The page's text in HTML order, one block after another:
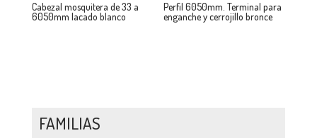
Cabezal mosquitera de 33 a
6050mm lacado blanco
Perfil 6050mm. Terminal para
enganche y cerrojillo bronce
FAMILIAS